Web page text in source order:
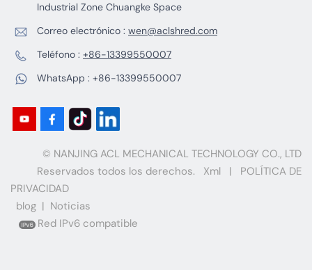
Industrial Zone Chuangke Space
Correo electrónico : wen@aclshred.com
Teléfono : +86-13399550007
WhatsApp : +86-13399550007
© NANJING ACL MECHANICAL TECHNOLOGY CO., LTD
Reservados todos los derechos.
Xml |
POLÍTICA DE
PRIVACIDAD
blog | Noticias
Red IPv6 compatible